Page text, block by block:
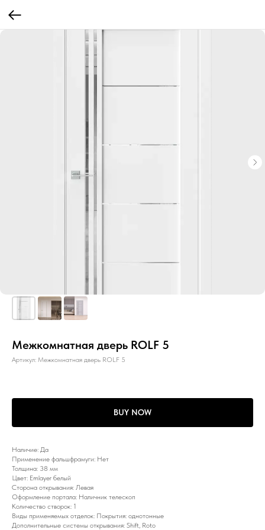
Межкомнатная дверь ROLF 5
Артикул: Межкомнатная дверь ROLF 5
BUY NOW
Наличие: Да
Применение фальшфрамуги: Нет
Толщина: 38 мм
Цвет: Emlayer белый
Сторона открывания: Левая
Оформление портала: Наличник телескоп
Количество створок: 1
Виды применяемых отделок: Покрытия: однотонные
Дополнительные системы открывания: Shift, Roto